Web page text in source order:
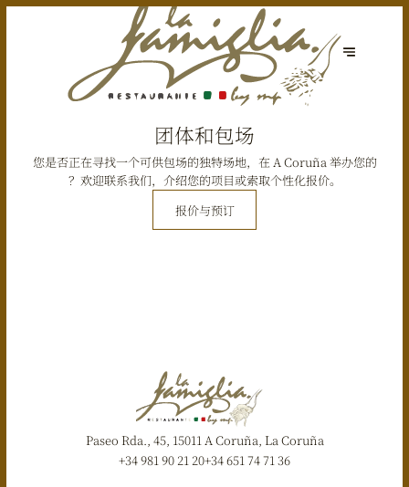
团体和包场
您是否正在寻找一个可供包场的独特场地，在 A Coruña 举办您的
？欢迎联系我们，介绍您的项目或索取个性化报价。
报价与预订
Paseo Rda., 45, 15011 A Coruña, La Coruña
+34 981 90 21 20+34 651 74 71 36